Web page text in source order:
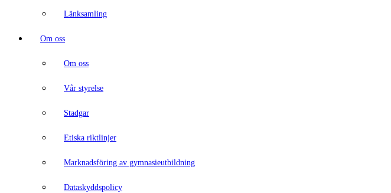
Länksamling
Om oss
Om oss
Vår styrelse
Stadgar
Etiska riktlinjer
Marknadsföring av gymnasieutbildning
Dataskyddspolicy